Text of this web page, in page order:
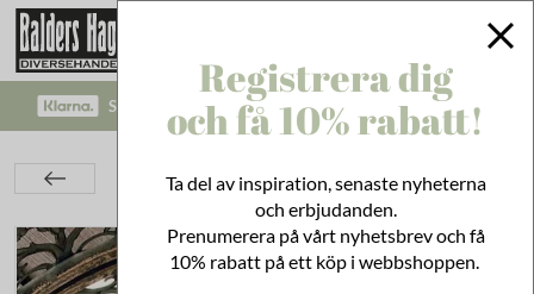
SÄKRA BETALNINGAR MED KLARNA CHECKOUT!
Reptvål Lavendel
Registrera dig
och få 10% rabatt!
Ta del av inspiration, senaste nyheterna
och erbjudanden.
Prenumerera på vårt nyhetsbrev och få
10% rabatt på ett köp i webbshoppen.